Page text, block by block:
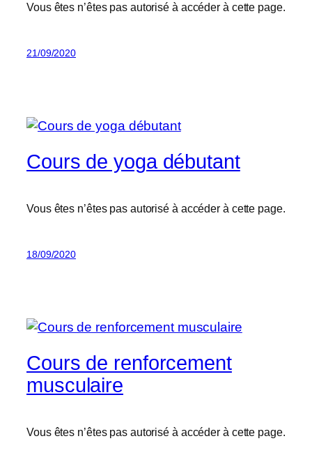
Vous êtes n’êtes pas autorisé à accéder à cette page.
21/09/2020
Cours de yoga débutant
Vous êtes n’êtes pas autorisé à accéder à cette page.
18/09/2020
Cours de renforcement
musculaire
Vous êtes n’êtes pas autorisé à accéder à cette page.